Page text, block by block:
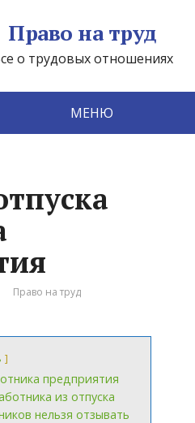
Право на труд
о трудовых отношениях
МЕНЮ
Право на труд
предприятия
из отпуска
нельзя отзывать